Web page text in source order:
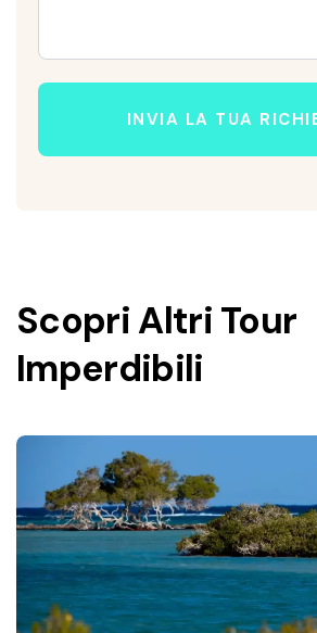
INVIA LA TUA
Scopri Altri Tour
Imperdibili